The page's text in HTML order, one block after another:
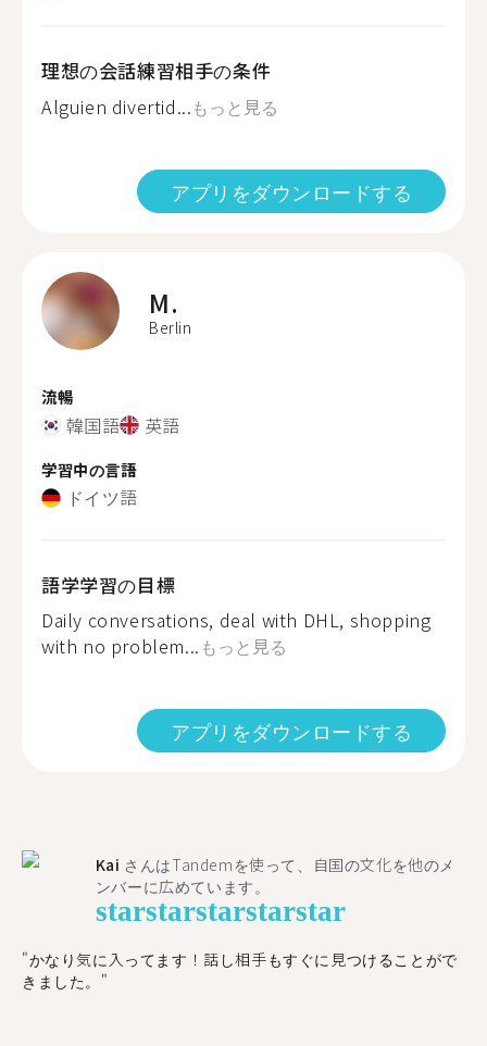
理想の会話練習相手の条件
Alguien divertid...もっと見る
アプリをダウンロードする
M.
Berlin
流暢
韓国語 英語
学習中の言語
ドイツ語
語学学習の目標
Daily conversations, deal with DHL, shopping
with no problem... もっと見る
アプリをダウンロードする
Kai さんはTandemを使って、自国の文化を他のメ
ンバーに広めています。
starstarstarstarstar
"かなり気に入ってます！話し相手もすぐに見つけることがで
きました。"